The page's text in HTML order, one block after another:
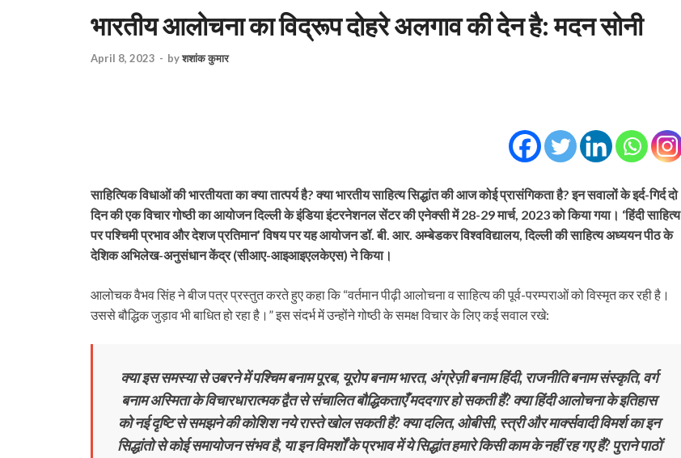
भारतीय आलोचना का विद्रूप दोहरे अलगाव की देन है: मदन सोनी
April 8, 2023 - byशशांक कुमार
साहित्यिक विधाओं की भारतीयता का क्या तात्पर्य है? क्या भारतीय साहित्य सिद्धांत की आज कोई प्रासंगिकता है? इन सवालों के इर्द-गिर्द दो
दिन की एक विचार गोष्ठी का आयोजन दिल्ली के इंडिया इंटरनेशनल सेंटर की एनेक्सी में 28-29 मार्च, 2023 को किया गया। ‘हिंदी साहित्य
पर पश्चिमी प्रभाव और देशज प्रतिमान’ विषय पर यह आयोजन डॉ. बी. आर. अम्बेडकर विश्वविद्यालय, दिल्ली की साहित्य अध्ययन पीठ के
देशिक अभिलेख-अनुसंधान केंद्र (सीआए-आइआइएलकेएस) ने किया।
आलोचक वैभव सिंह ने बीज पत्र प्रस्तुत करते हुए कहा कि “वर्तमान पीढ़ी आलोचना व साहित्य की पूर्व-परम्पराओं को विस्मृत कर रही है।
उससे बौद्धिक जुड़ाव भी बाधित हो रहा है।” इस संदर्भ में उन्होंने गोष्ठी के समक्ष विचार के लिए कई सवाल रखे:
क्या इस समस्या से उबरने में पश्चिम बनाम पूरब, यूरोप बनाम भारत, अंग्रेज़ी बनाम हिंदी, राजनीति बनाम संस्कृति, वर्ग
बनाम अस्मिता के विचारधारात्मक द्वैत से संचालित बौद्धिकताएँ मददगार हो सकती हैं? क्या हिंदी आलोचना के इतिहास
को नई दृष्टि से समझने की कोशिश नये रास्ते खोल सकती है? क्या दलित, ओबीसी, स्त्री और मार्क्सवादी विमर्श का इन
सिद्धांतो से कोई समायोजन संभव है, या इन विमर्शों के प्रभाव में ये सिद्धांत हमारे किसी काम के नहीं रह गए हैं? पुराने पाठों